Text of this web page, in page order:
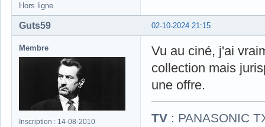
Hors ligne
02-10-2024 21:15
Guts59
Membre
Inscription : 14-08-2010
Vu au ciné, j'ai
collection mais
une offre.
TV : PANASONIC